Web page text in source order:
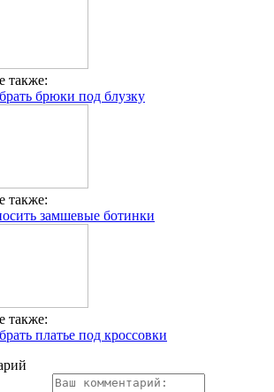
также:
брюки под блузку
также:
замшевые ботинки
также:
платье под кроссовки